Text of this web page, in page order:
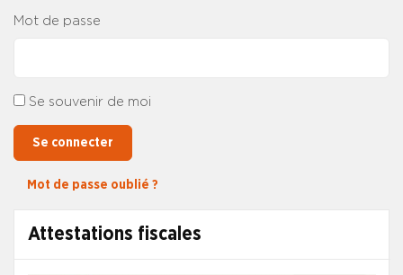
Attestations fiscales
Mot de passe
Se souvenir de moi
Se connecter
Mot de passe oublié ?